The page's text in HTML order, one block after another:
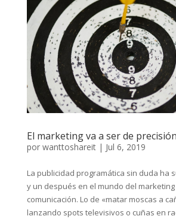
El marketing va a ser de
por wanttoshareit| Jul 6, 2019
La publicidad programática sin duda ha
y un después en el mundo del marketing
comunicación. Lo de «matar moscas a
lanzando spots televisivos o cuñas en